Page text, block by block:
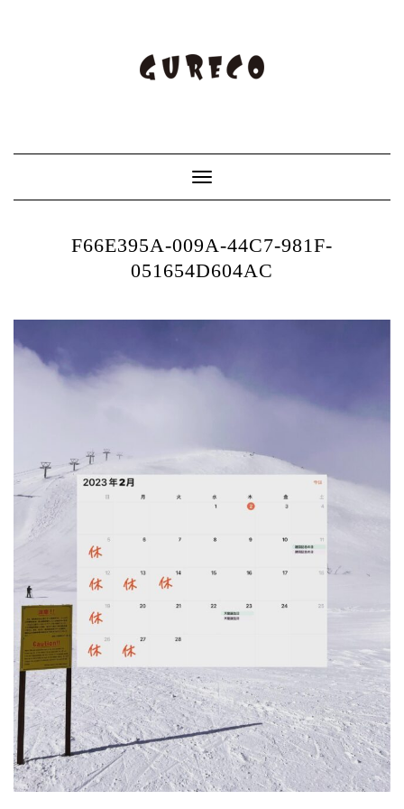
Toggle
Navigation
F66E395A-009A-44C7-981F-
051654D604AC